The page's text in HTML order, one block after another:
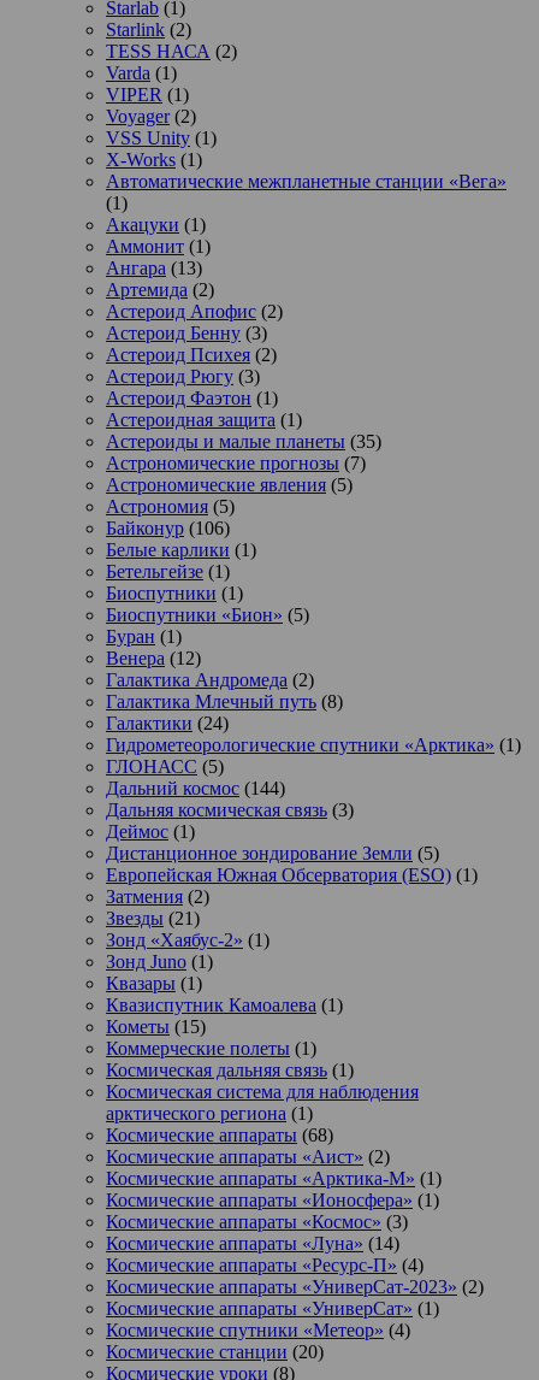
Starlab (1)
Starlink (2)
TESS НАСА (2)
Varda (1)
VIPER (1)
Voyager(2)
VSS Unity (1)
X-Works (1)
Автоматические межпланетные станции «Вега»
(1)
Акацуки (1)
Аммонит (1)
Ангара (13)
Артемида (2)
Астероид Апофис (2)
Астероид Бенну (3)
Астероид Психея (2)
Астероид Рюгу (3)
Астероид Фаэтон (1)
Астероидная защита (1)
Астероиды и малые планеты (35)
Астрономические прогнозы (7)
Астрономические явления (5)
Астрономия (5)
Байконур (106)
Белые карлики (1)
Бетельгейзе (1)
Биоспутники (1)
Биоспутники «Бион» (5)
Буран (1)
Венера (12)
Галактика Андромеда (2)
Галактика Млечный путь (8)
Галактики (24)
Гидрометеорологические спутники «Арктика» (1)
ГЛОНАСС (5)
Дальний космос (144)
Дальняя космическая связь (3)
Деймос (1)
Дистанционное зондирование Земли (5)
Европейская Южная Обсерватория (ESO) (1)
Затмения (2)
Звезды (21)
Зонд «Хаябус-2» (1)
Зонд Juno (1)
Квазары (1)
Квазиспутник Камоалева (1)
Кометы (15)
Коммерческие полеты (1)
Космическая дальняя связь (1)
Космическая система для наблюдения
арктического региона (1)
Космические аппараты (68)
Космические аппараты «Аист» (2)
Космические аппараты «Арктика-М» (1)
Космические аппараты «Ионосфера» (1)
Космические аппараты «Космос» (3)
Космические аппараты «Луна» (14)
Космические аппараты «Ресурс-П» (4)
Космические аппараты «УниверСат-2023» (2)
Космические аппараты «УниверСат» (1)
Космические спутники «Метеор» (4)
Космические станции (20)
Космические уроки (8)